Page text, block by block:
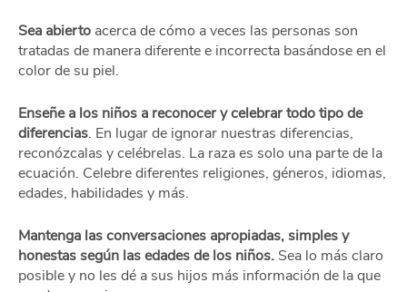
Sea abierto acerca de cómo a veces las personas son
tratadas de manera diferente e incorrecta basándose en el
color de su piel.
Enseñe a los niños a reconocer y celebrar todo tipo de
diferencias. En lugar de ignorar nuestras diferencias,
reconózcalas y celébrelas. La raza es solo una parte de la
ecuación. Celebre diferentes religiones, géneros, idiomas,
edades, habilidades y más.
Mantenga las conversaciones apropiadas, simples y
honestas según las edades de los niños. Sea lo más claro
posible y no les dé a sus hijos más información de la que